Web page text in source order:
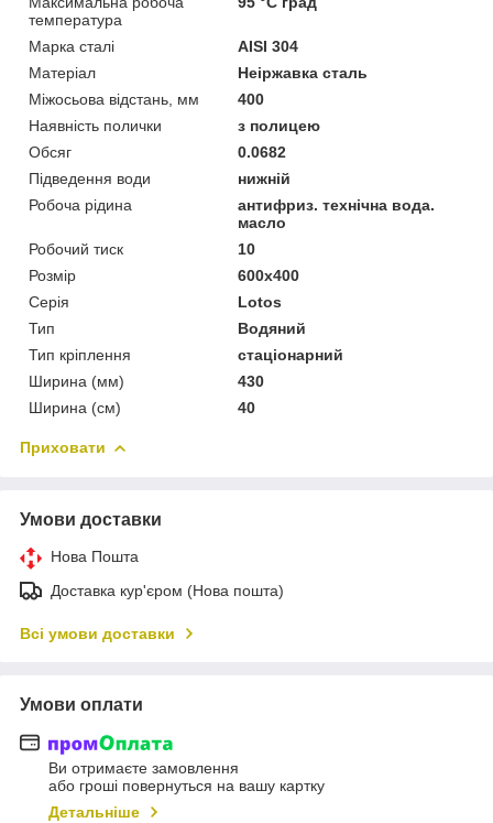
температура
Марка сталі
AISI 304
Матеріал
Неіржавка сталь
Міжосьова відстань, мм
400
Наявність полички
з полицею
Обсяг
0.0682
Підведення води
нижній
Робоча рідина
антифриз. технічна вода.
масло
Робочий тиск
10
Розмір
600x400
Серія
Lotos
Тип
Водяний
Тип кріплення
стаціонарний
Ширина (мм)
430
Ширина (см)
40
Приховати
Умови доставки
Нова Пошта
Доставка кур'єром (Нова пошта)
Всі умови доставки
Умови оплати
Ви отримаєте замовлення
або гроші повернуться на вашу картку
Детальніше